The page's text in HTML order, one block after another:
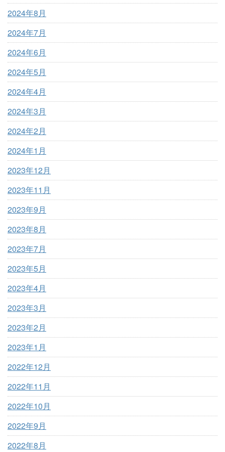
2024年8月
2024年7月
2024年6月
2024年5月
2024年4月
2024年3月
2024年2月
2024年1月
2023年12月
2023年11月
2023年9月
2023年8月
2023年7月
2023年5月
2023年4月
2023年3月
2023年2月
2023年1月
2022年12月
2022年11月
2022年10月
2022年9月
2022年8月